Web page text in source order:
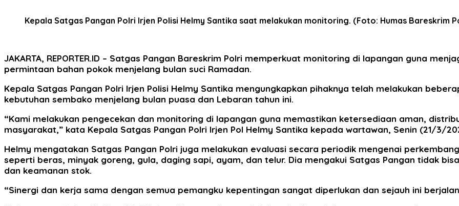
Kepala Satgas Pangan Polri Irjen Polisi Helmy Santika saat melakukan monitoring. (Foto: Humas Bareskrim
JAKARTA, REPORTER.ID – Satgas Pangan Bareskrim Polri memperkuat monitoring di lapangan guna
permintaan bahan pokok menjelang bulan suci Ramadan.
Kepala Satgas Pangan Polri Irjen Polisi Helmy Santika mengungkapkan pihaknya telah melakukan
kebutuhan sembako menjelang bulan puasa dan Lebaran tahun ini.
“Kami melakukan pengecekan dan monitoring di lapangan guna memastikan ketersediaan aman,
masyarakat,” kata Kepala Satgas Pangan Polri Irjen Pol Helmy Santika kepada wartawan, Senin (21/3/
Helmy mengatakan Satgas Pangan Polri juga melakukan evaluasi secara periodik mengenai
seperti beras, minyak goreng, gula, daging sapi, ayam, dan telur. Dia mengakui Satgas Pangan tidak
dan keamanan stok.
“Sinergi dan kerja sama dengan semua pemangku kepentingan sangat diperlukan dan sejauh ini